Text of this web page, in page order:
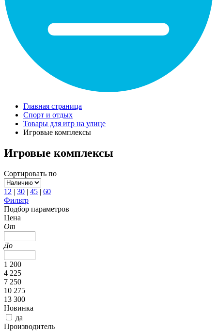
Главная страница
Спорт и отдых
Товары для игр на улице
Игровые комплексы
Игровые комплексы
Сортировать по
12 | 30 | 45 | 60
Фильтр
Подбор параметров
Цена
От
До
1 200
4 225
7 250
10 275
13 300
Новинка
да
Производитель